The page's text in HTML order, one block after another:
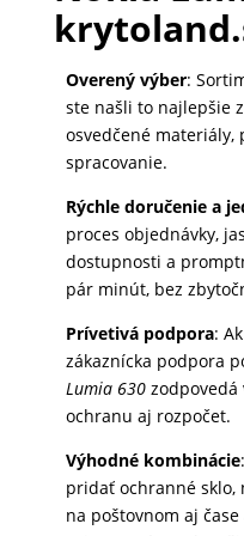
Overený výber:
ste našli to najlepšie
osvedčené materiály,
spracovanie.
Rýchle doručenie a
proces objednávky,
dostupnosti a
pár minút, bez
Prívetivá podpora:
zákaznícka podpora
Lumia 630zodpovedá
ochranu aj rozpočet.
Výhodné kombinácie
pridať ochranné sklo,
na poštovnom aj